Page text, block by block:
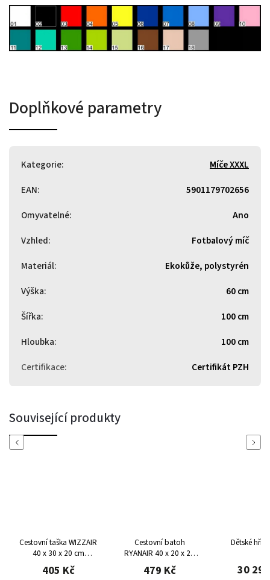
Doplňkové parametry
Kategorie:
Míče XXXL
EAN:
5901179702656
Omyvatelné:
Ano
Vzhled:
Fotbalový míč
Materiál:
Ekokůže, polystyrén
Výška:
60 cm
Šířka:
100 cm
Hloubka:
100 cm
Certifikace: Certifikát PZH
Související produkty
Previous
Cestovní taška WIZZAIR
40 x 30 x 20 cm
TOPREV
405 Kč
Cestovní batoh
RYANAIR 40 x 20 x 25
cm TOPREV
479 Kč
Dětské
30
Next